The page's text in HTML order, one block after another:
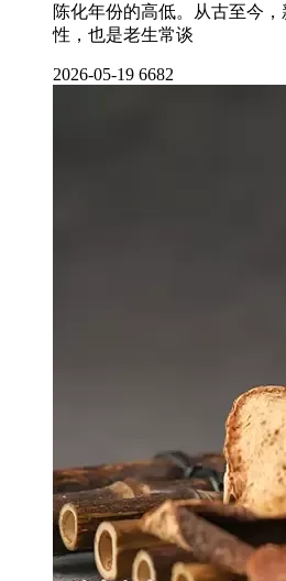
陈化年份的高低。从古至今
性，也是老生常谈
2026-05-19 6682